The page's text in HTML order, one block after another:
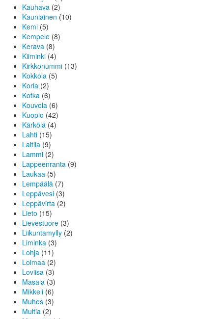
Kauhava (2)
Kauniainen (10)
Kemi (5)
Kempele (8)
Kerava (8)
Kiiminki (4)
Kirkkonummi (13)
Kokkola (5)
Koria (2)
Kotka (6)
Kouvola (6)
Kuopio (42)
Kärkölä (4)
Lahti (15)
Laitila (9)
Lammi (2)
Lappeenranta (9)
Laukaa (5)
Lempäälä (7)
Leppävesi (3)
Leppävirta (2)
Lieto (15)
Lievestuore (3)
Liikuntamylly (2)
Liminka (3)
Lohja (11)
Loimaa (2)
Loviisa (3)
Masala (3)
Mikkeli (6)
Muhos (3)
Multia (2)